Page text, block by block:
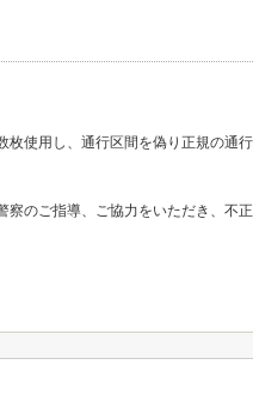
使用し、通行区間を偽り正規の通
のご指導、ご協力をいただき、不